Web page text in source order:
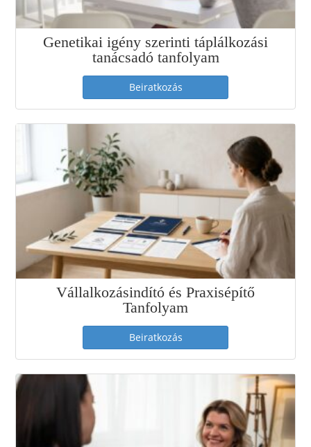
Genetikai igény szerinti táplálkozási
tanácsadó tanfolyam
Beiratkozás
Vállalkozásindító és Praxisépítő
Tanfolyam
Beiratkozás